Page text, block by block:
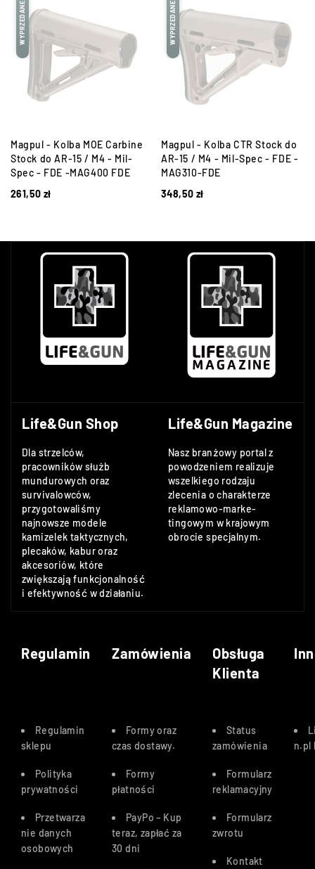
WYPRZEDANE
Magpul - Kolba MOE Carbine
Stock do AR-15 / M4 - Mil-
Spec - FDE -MAG400 FDE
261,50 zł
WYPRZEDANE
Magpul - Kolba CTR Stock do
AR-15 / M4 - Mil-Spec - FDE -
MAG310-FDE
348,50 zł
Life&Gun Shop
Dla strzelców,
pracowników służb
mundurowych oraz
survivalowców,
przygotowaliśmy
najnowsze modele
kamizelek taktycznych,
plecaków, kabur oraz
akcesoriów, które
zwiększają funkcjonalność
i efektywność w działaniu.
Life&Gun Magazine
Nasz branżowy portal z
powodzeniem realizuje
wszelkiego rodzaju
zlecenia o charakterze
reklamowo-marke-
tingowym w krajowym
obrocie specjalnym.
Regulamin Zamówienia
Obsługa
Klienta
Regulamin
sklepu
Polityka
prywatności
Przetwarza
nie danych
osobowych
Formy oraz
czas dostawy.
Formy
płatności
PayPo – Kup
teraz, zapłać za
30 dni
Status
zamówienia
Formularz
reklamacyjny
Formularz
zwrotu
Kontakt
n.pl